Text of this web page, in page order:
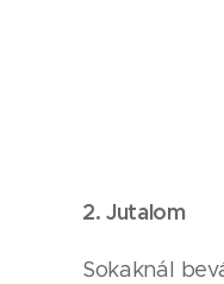
2. Jutalom
Sokaknál